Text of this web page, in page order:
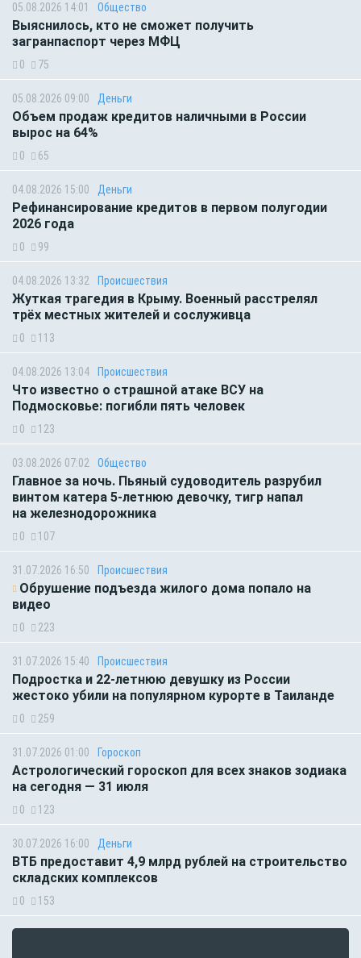
05.08.2026 14:01 Общество
Выяснилось, кто не сможет получить
загранпаспорт через МФЦ
0 75
05.08.2026 09:00 Деньги
Объем продаж кредитов наличными в России
вырос на 64%
0 65
04.08.2026 15:00 Деньги
Рефинансирование кредитов в первом полугодии
2026 года
0 99
04.08.2026 13:32 Происшествия
Жуткая трагедия в Крыму. Военный расстрелял
трёх местных жителей и сослуживца
0 113
04.08.2026 13:04 Происшествия
Что известно о страшной атаке ВСУ на
Подмосковье: погибли пять человек
0 123
03.08.2026 07:02 Общество
Главное за ночь. Пьяный судоводитель разрубил
винтом катера 5-летнюю девочку, тигр напал
на железнодорожника
0 107
31.07.2026 16:50 Происшествия
Обрушение подъезда жилого дома попало на
видео
0 223
31.07.2026 15:40 Происшествия
Подростка и 22-летнюю девушку из России
жестоко убили на популярном курорте в Таиланде
0 259
31.07.2026 01:00 Гороскоп
Астрологический гороскоп для всех знаков зодиака
на сегодня — 31 июля
0 123
30.07.2026 16:00 Деньги
ВТБ предоставит 4,9 млрд рублей на строительство
складских комплексов
0 153